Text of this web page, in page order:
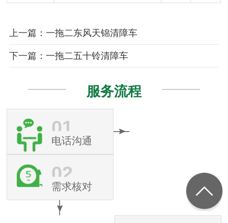
上一篇：一拖二东风天锦清障车
下一篇：一拖二五十铃清障车
服务流程
01
电话沟通
02
需求核对